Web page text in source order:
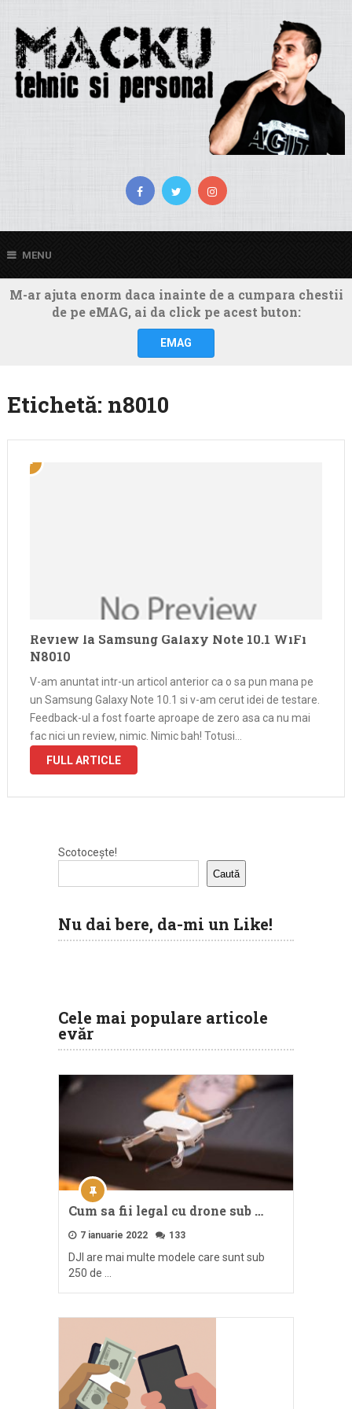
MENU
M-ar ajuta enorm daca inainte de a cumpara chestii
de pe eMAG, ai da click pe acest buton:
EMAG
Etichetă: n8010
Review la Samsung Galaxy Note 10.1 WiFi
N8010
V-am anuntat intr-un articol anterior ca o sa pun mana pe
un Samsung Galaxy Note 10.1 si v-am cerut idei de testare.
Feedback-ul a fost foarte aproape de zero asa ca nu mai
fac nici un review, nimic. Nimic bah! Totusi…
FULL ARTICLE
Scotocește!
Caută
Nu dai bere, da-mi un Like!
Cele mai populare articole
evăr
Cum sa fii legal cu drone sub …
7 ianuarie 2022 133
DJI are mai multe modele care sunt sub
250 de …